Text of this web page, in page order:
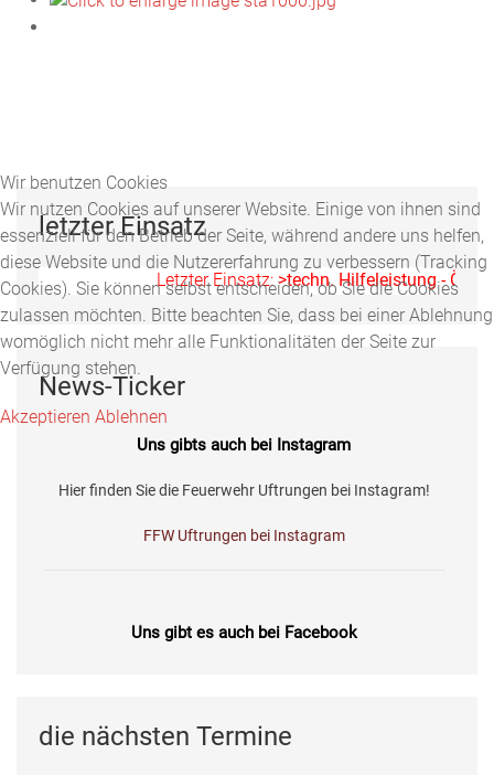
letzter Einsatz
Letzter Einsatz:>techn. Hilfeleistung -
News-Ticker
Uns gibts auch bei Instagram
Hier finden Sie die Feuerwehr Uftrungen bei Instagram!
FFW Uftrungen bei Instagram
Uns gibt es auch bei Facebook
Feuerwehr Uftrungen bei Facebook
die nächsten Termine
Wir benutzen Cookies
Wir nutzen Cookies auf unserer Website. Einige von ihnen sind
essenziell für den Betrieb der Seite, während andere uns helfen,
diese Website und die Nutzererfahrung zu verbessern (Tracking
Cookies). Sie können selbst entscheiden, ob Sie die Cookies
zulassen möchten. Bitte beachten Sie, dass bei einer Ablehnung
womöglich nicht mehr alle Funktionalitäten der Seite zur
Verfügung stehen.
Akzeptieren Ablehnen